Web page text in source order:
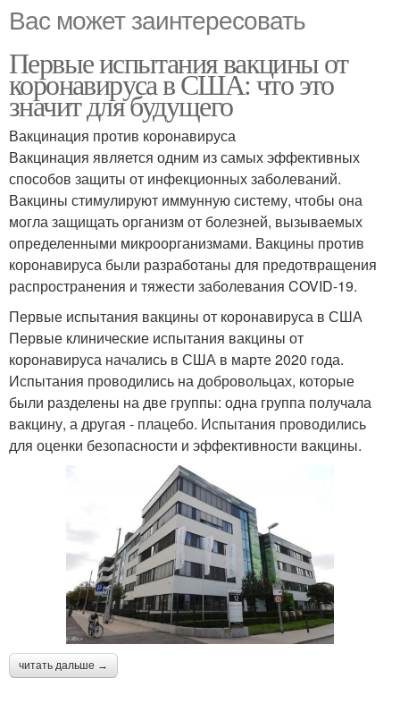
Вас может заинтересовать
Первые испытания вакцины от
коронавируса в США: что это
значит для будущего
Вакцинация против коронавируса
Вакцинация является одним из самых эффективных
способов защиты от инфекционных заболеваний.
Вакцины стимулируют иммунную систему, чтобы она
могла защищать организм от болезней, вызываемых
определенными микроорганизмами. Вакцины против
коронавируса были разработаны для предотвращения
распространения и тяжести заболевания COVID-19.
Первые испытания вакцины от коронавируса в США
Первые клинические испытания вакцины от
коронавируса начались в США в марте 2020 года.
Испытания проводились на добровольцах, которые
были разделены на две группы: одна группа получала
вакцину, а другая - плацебо. Испытания проводились
для оценки безопасности и эффективности вакцины.
читать дальше →